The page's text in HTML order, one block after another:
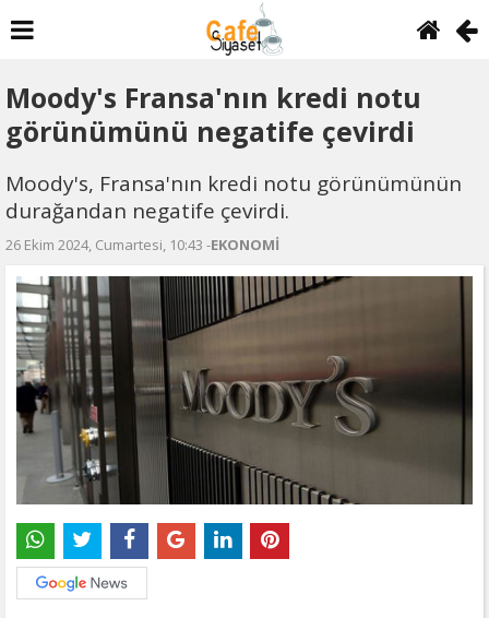
Moody's Fransa'nın kredi notu
görünümünü negatife çevirdi
Moody's, Fransa'nın kredi notu görünümünün
durağandan negatife çevirdi.
26 Ekim 2024, Cumartesi, 10:43 -EKONOMİ